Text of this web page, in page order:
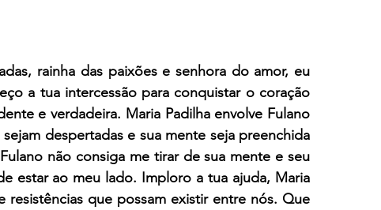
rainha das paixões e senhora do amor, eu
a tua intercessão para conquistar o coração
e verdadeira. Maria Padilha envolve Fulano
despertadas e sua mente seja preenchida
não consiga me tirar de sua mente e seu
estar ao meu lado. Imploro a tua ajuda, Maria
resistências que possam existir entre nós. Que